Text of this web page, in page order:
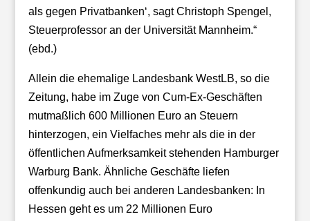
als gegen Privatbanken‘, sagt Christoph Spengel,
Steuerprofessor an der Universität Mannheim.“
(ebd.)
Allein die ehemalige Landesbank WestLB, so die
Zeitung, habe im Zuge von Cum-Ex-Geschäften
mutmaßlich 600 Millionen Euro an Steuern
hinterzogen, ein Vielfaches mehr als die in der
öffentlichen Aufmerksamkeit stehenden Hamburger
Warburg Bank. Ähnliche Geschäfte liefen
offenkundig auch bei anderen Landesbanken: In
Hessen geht es um 22 Millionen Euro